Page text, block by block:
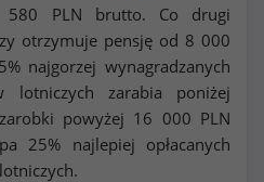
580 PLN brutto. Co drugi
otrzymuje pensję od 8 000
najgorzej wynagradzanych
lotniczych zarabia poniżej
powyżej 16 000 PLN
25% najlepiej opłacanych